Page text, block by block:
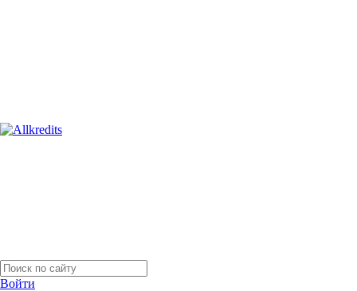
Войти